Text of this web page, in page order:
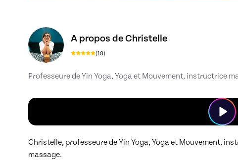
A propos de Christelle
(18)
Professeure de Yin Yoga, Yoga et Mouvement, instructrice
Christelle, professeure de Yin Yoga, Yoga et Mouvement,
massage.